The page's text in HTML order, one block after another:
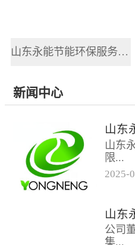
山东永能节能环保服务股份有限公司新员工入职培训
新闻中心
山东
限...
时股
四届
议，
2025-
公司
集...